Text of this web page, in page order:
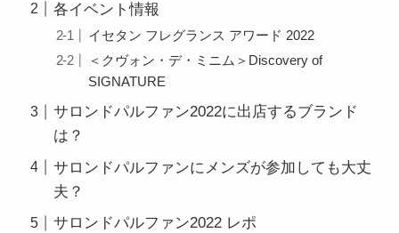
各イベント情報
イセタン フレグランス アワード 2022
＜クヴォン・デ・ミニム＞Discovery of
SIGNATURE
サロンドパルファン2022に出店するブランド
は？
サロンドパルファンにメンズが参加しても大丈
夫？
サロンドパルファン2022 レポ